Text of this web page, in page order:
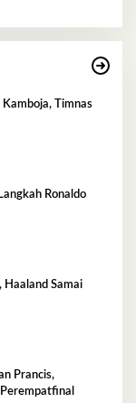
Timnas
Ronaldo
Haaland Samai
Prancis,